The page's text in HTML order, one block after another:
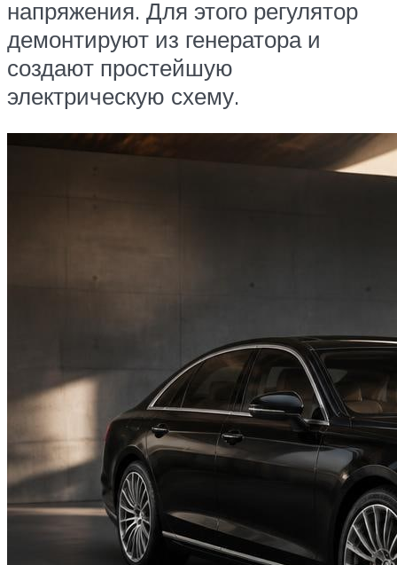
напряжения. Для этого регулятор
демонтируют из генератора и
создают простейшую
электрическую схему.